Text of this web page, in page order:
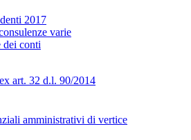
2017
varie
dei conti
art. 32 d.l. 90/2014
amministrativi di vertice